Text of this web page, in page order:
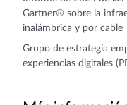
Gartner® sobre la
inalámbrica y por cable
Grupo de estrategia
experiencias digitales